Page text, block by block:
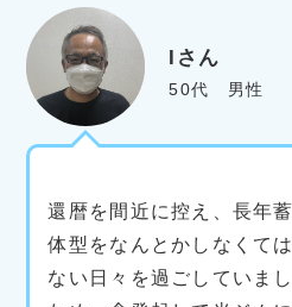
Iさん
50代 男性
還暦を間近に控え、長年
体型をなんとかしなくて
ない日々を過ごしていま